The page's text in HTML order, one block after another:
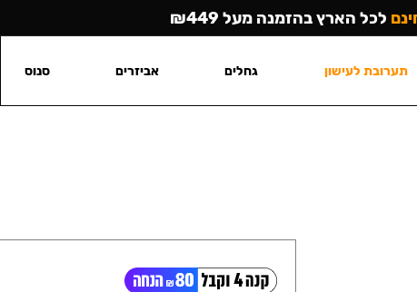
לכל הארץ בהזמנה מעל ₪449
תערובת לעישון גחלים אביזרים סנוס